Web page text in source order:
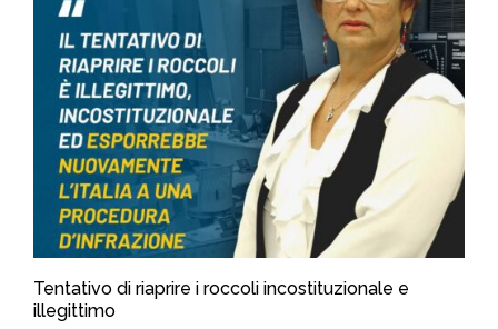
Tentativo di riaprire i roccoli incostituzionale e
illegittimo